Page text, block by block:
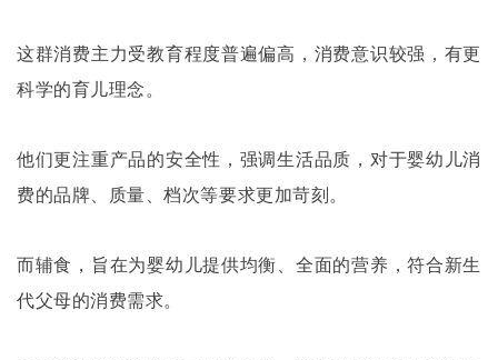
这群消费主力受教育程度普遍偏高，消费意识较强，有更
科学的育儿理念。
他们更注重产品的安全性，强调生活品质，对于婴幼儿消
费的品牌、质量、档次等要求更加苛刻。
而辅食，旨在为婴幼儿提供均衡、全面的营养，符合新生
代父母的消费需求。